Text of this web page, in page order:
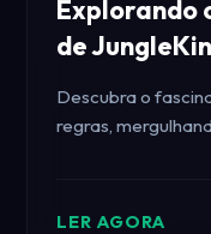
Explorando
de
Descubra o
regras,
LER AGORA